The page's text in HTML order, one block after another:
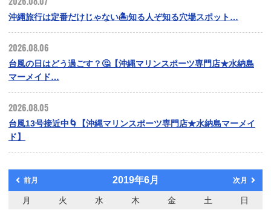
沖縄旅行は定番だけじゃない🏝️知る人ぞ知る穴場スポット…
2026.08.06
台風の日はどう過ごす？🤔【沖縄マリンスポーツ専門店★水納島
マーメイド…
2026.08.05
台風13号接近中🌀【沖縄マリンスポーツ専門店★水納島マーメイ
ド】
前月 2019年6月 次月
月 火 水 木 金 土
日